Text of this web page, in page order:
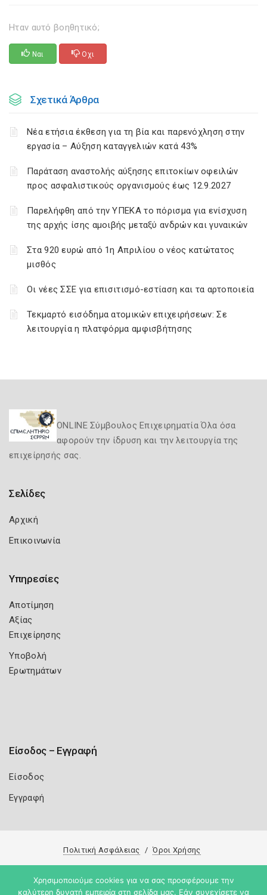
Ηταν αυτό βοηθητικό;
Ναι Οχι
Σχετικά Άρθρα
Νέα ετήσια έκθεση για τη βία και παρενόχληση στην
εργασία – Αύξηση καταγγελιών κατά 43%
Παράταση αναστολής αύξησης επιτοκίων οφειλών
προς ασφαλιστικούς οργανισμούς έως 12.9.2027
Παρελήφθη από την ΥΠΕΚΑ το πόρισμα για ενίσχυση
της αρχής ίσης αμοιβής μεταξύ ανδρών και γυναικών
Στα 920 ευρώ από 1η Απριλίου ο νέος κατώτατος
μισθός
Οι νέες ΣΣΕ για επισιτισμό-εστίαση και τα αρτοποιεία
Τεκμαρτό εισόδημα ατομικών επιχειρήσεων: Σε
λειτουργία η πλατφόρμα αμφισβήτησης
ONLINE Σύμβουλος Επιχειρηματία Όλα όσα
αφορούν την ίδρυση και την λειτουργία της
επιχείρησής σας.
Σελίδες
Αρχική
Επικοινωνία
Υπηρεσίες
Αποτίμηση
Αξίας
Επιχείρησης
Υποβολή
Ερωτημάτων
Είσοδος – Εγγραφή
Είσοδος
Εγγραφή
Πολιτική Ασφάλειας Όροι Χρήσης
Copyright 2026 Knowledge A.E.
Χρησιμοποιούμε cookies για να σας προσφέρουμε την
καλύτερη δυνατή εμπειρία στη σελίδα μας. Εάν συνεχίσετε να